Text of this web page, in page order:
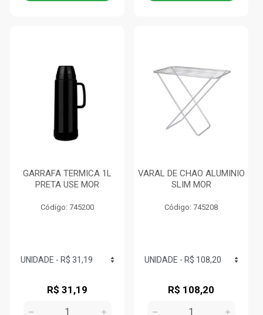
GARRAFA TERMICA 1L
PRETA USE MOR
Código: 745200
R$ 31,19
VARAL DE CHAO ALUMINIO
SLIM MOR
Código: 745208
R$ 108,20